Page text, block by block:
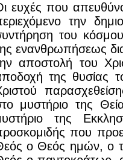
ευχές που
την
του
ενανθρωπήσεως
αποστολή του
της θυσίας
μυστήριο της
της
που
ο Θεός ημών, ο